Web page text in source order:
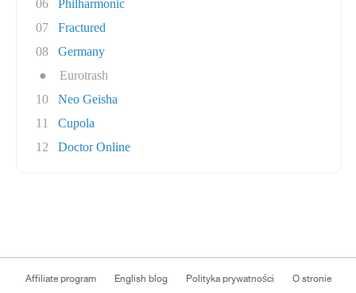
06
Philharmonic
07
Fractured
08
Germany
●
Eurotrash
10
Neo Geisha
11
Cupola
12
Doctor Online
Affiliate program English blog Polityka prywatności
O stronie